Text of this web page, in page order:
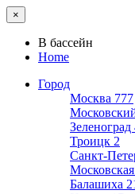
×
В бассейн
Home
Город
Москва 777
Зеленоград
Троицк 2
Санкт-
Балашиха